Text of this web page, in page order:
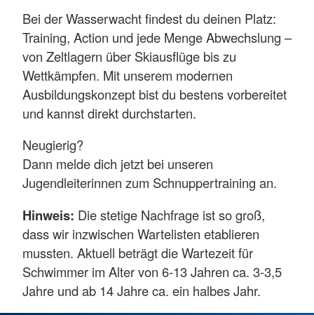
Bei der Wasserwacht findest du deinen Platz:
Training, Action und jede Menge Abwechslung –
von Zeltlagern über Skiausflüge bis zu
Wettkämpfen. Mit unserem modernen
Ausbildungskonzept bist du bestens vorbereitet
und kannst direkt durchstarten.
Neugierig?
Dann melde dich jetzt bei unseren
Jugendleiterinnen zum Schnuppertraining an.
Hinweis: Die stetige Nachfrage ist so groß,
dass wir inzwischen Wartelisten etablieren
mussten. Aktuell beträgt die Wartezeit für
Schwimmer im Alter von 6-13 Jahren ca. 3-3,5
Jahre und ab 14 Jahre ca. ein halbes Jahr.